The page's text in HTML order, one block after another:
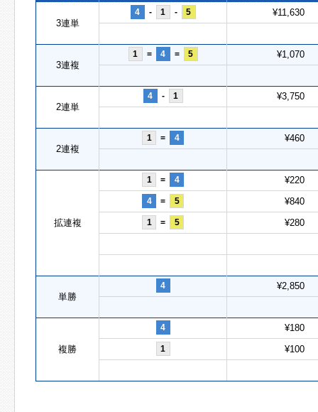
3連単
4 - 1 - 5 ¥11,630
3連複
1 = 4 = 5 ¥1,070
2連単
4 - 1 ¥3,750
2連複
1 = 4 ¥460
拡連複
1 = 4 ¥220
4 = 5 ¥840
1 = 5 ¥280
単勝
4 ¥2,850
複勝
4 ¥180
1 ¥100